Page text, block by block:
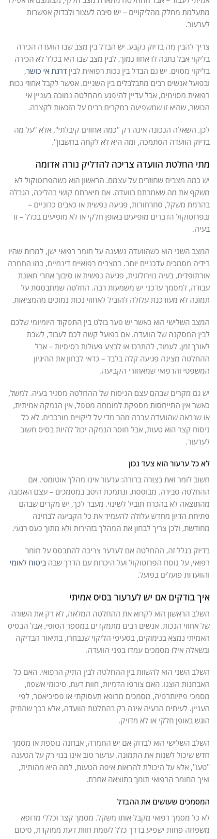
מתעלמת מחלק מהליקויים – יש סיבה לעצור ולבדוק אפשרות
לערעור.
צריך להבין מה בדיוק נקבע. יש הבדל בין מצב שבו הוועדה הכירה
בליקוי אבל נתנה לו אחוז נמוך, לבין מצב שבו היא בכלל לא הכירה
בליקוי מסוים. יש גם הבדל בין נכות רפואית לבין דרגת אי כושר,
ובפועל אנשים רבים מתבלבלים בין השניים. אפשר לקבל אחוזי נכות
רפואית מסוימים, אבל עדיין להיפגע מהחלטה נמוכה בעניין אי
הכושר, שהיא זו שמשפיעה במקרים רבים על הזכאות לקצבה.
לכן, השאלה הנכונה אינה רק "כמה אחוזים קיבלתי", אלא "על מה
בדיוק הוועדה הסתמכה, ומה היא לא לקחה בחשבון".
מתי החלטת הוועדה צריכה להדליק נורה אדומה
יש כמה מצבים שחוזרים על עצמם. הראשון הוא כשהפרוטוקול לא
משקף את מה שאמרתם בוועדה. אם תיארתם קושי בהליכה, הגבלה
בהרמת משקל, סחרחורות, פגיעה נפשית או כאבים כרוניים –
ובפרוטוקול הדברים מופיעים באופן חלקי או לא מופיעים בכלל – זו
בעיה.
המצב השני הוא כשהוועדה נשענה על חומר רפואי ישן, למרות שהיו
בידיה מסמכים עדכניים יותר. במצבים רפואיים דינמיים, כמו החמרה
אורתופדית, בעיה נוירולוגית, פגיעה נפשית או סיבוך אחרי תאונת
עבודה, למסמך עדכני יש משמעות רבה. החלטה שמתבססת על
תמונה לא מעודכנת עלולה להוביל לאחוזי נכות נמוכים מהמציאות.
המצב השלישי הוא כאשר יש פער בולט בין התפקוד היומיומי שלכם
לבין המסקנה של הוועדה. אם בפועל קשה לכם לעבוד, לשבת
לאורך זמן, לעמוד, להתרכז או לבצע פעולות בסיסיות – אבל
ההחלטה מציגה פגיעה קלה בלבד – כדאי לבחון את ההיגיון
המשפטי והרפואי שמאחורי הקביעה.
יש גם מקרים שבהם עצם הניסוח של ההחלטה מסגיר בעיה. למשל,
כאשר אין התייחסות מספקת למומחה מטפל, אין הנמקה אמיתית,
או שנראה שהוועדה עברה מהר מדי על ליקויים מורכבים. לא כל
ניסוח קצר הוא טעות, אבל חוסר הנמקה יכול להיות בסיס חשוב
לערעור.
לא כל ערעור הוא צעד נכון
חשוב לומר זאת בצורה ברורה: ערעור אינו מהלך אוטומטי. אם
ההחלטה סבירה, מבוססת, ונתמכת היטב במסמכים – עצם האכזבה
מהתוצאה לא בהכרח תוביל לשינוי. מעבר לכך, יש מקרים שבהם
פתיחת הדיון מחדש עלולה להעמיד את כל הקביעה לבחינה
מחודשת, ולכן צריך לבחון את המהלך בזהירות ולא מתוך כעס רגעי.
בדיוק בגלל זה, ההחלטה אם לערער צריכה להתבסס על חומר
רפואי, על נוסח הפרוטוקול ועל היכרות עם הדרך שבה ביטוח לאומי
והוועדות פועלים בפועל.
איך בודקים אם יש לערעור בסיס אמיתי
השלב הראשון הוא לקרוא את ההחלטה המלאה, לא רק את השורה
של אחוזי הנכות. אנשים רבים מתמקדים במספר הסופי, אבל הבסיס
האמיתי נמצא בנימוקים, בסעיפי הליקוי שנבחרו, בתיאור הבדיקה
ובשאלה אילו מסמכים עמדו בפני הוועדה.
השלב השני הוא להשוות בין ההחלטה לבין התיק הרפואי. האם כל
האבחנות הוצגו. האם צורפו הדמיות, חוות דעת, סיכומי אשפוז,
מסמכי פיזיותרפיה, מסמכים מרופא תעסוקתי או פסיכיאטר, לפי
העניין. לעיתים הבעיה אינה רק בהחלטת הוועדה, אלא בכך שהתיק
הוגש באופן חלקי או לא מדויק.
השלב השלישי הוא לבדוק אם יש החמרה, אבחנה נוספת או מסמך
חדש שיכול לשנות את התמונה. ערעור טוב אינו בנוי רק על הטענה
"טעו", אלא על היכולת להראות איפה הטעות, למה היא מהותית,
ואיך החומר הרפואי תומך בתוצאה אחרת.
המסמכים שעושים את ההבדל
לא כל מסמך רפואי מקבל אותו משקל. מסמך קצר וכללי מרופא
משפחה פחות ישפיע בדרך כלל לעומת חוות דעת ממוקדת, סיכום